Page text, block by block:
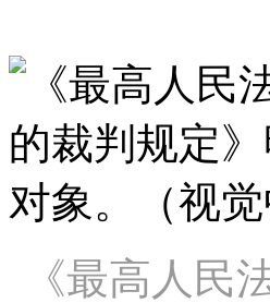
《最高人民